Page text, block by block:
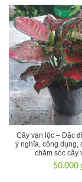
Cây vạn lộc – Đặc
ý nghĩa, công dụng,
chăm sóc cây
50.000